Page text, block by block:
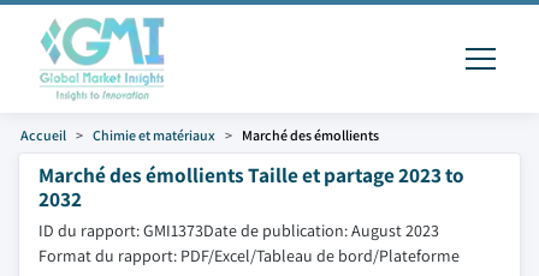
Accueil Chimie et matériaux Marché des émollients
Marché des émollients Taille et partage 2023 to
2032
ID du rapport: GMI1373Date de publication: August 2023
Format du rapport: PDF/Excel/Tableau de bord/Plateforme